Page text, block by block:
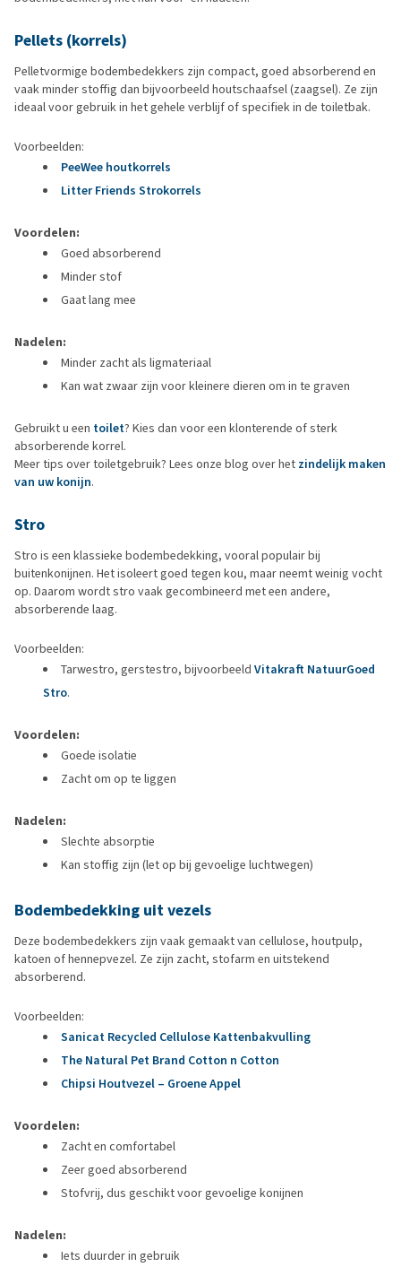
Pellets (korrels)
Pelletvormige bodembedekkers zijn compact, goed absorberend en
vaak minder stoffig dan bijvoorbeeld houtschaafsel (zaagsel). Ze zijn
ideaal voor gebruik in het gehele verblijf of specifiek in de toiletbak.
Voorbeelden:
PeeWee houtkorrels
Litter Friends Strokorrels
Voordelen:
Goed absorberend
Minder stof
Gaat lang mee
Nadelen:
Minder zacht als ligmateriaal
Kan wat zwaar zijn voor kleinere dieren om in te graven
Gebruikt u een toilet? Kies dan voor een klonterende of sterk
absorberende korrel.
Meer tips over toiletgebruik? Lees onze blog over het zindelijk maken
van uw konijn.
Stro
Stro is een klassieke bodembedekking, vooral populair bij
buitenkonijnen. Het isoleert goed tegen kou, maar neemt weinig vocht
op. Daarom wordt stro vaak gecombineerd met een andere,
absorberende laag.
Voorbeelden:
Tarwestro, gerstestro, bijvoorbeeld Vitakraft NatuurGoed
Stro.
Voordelen:
Goede isolatie
Zacht om op te liggen
Nadelen:
Slechte absorptie
Kan stoffig zijn (let op bij gevoelige luchtwegen)
Bodembedekking uit vezels
Deze bodembedekkers zijn vaak gemaakt van cellulose, houtpulp,
katoen of hennepvezel. Ze zijn zacht, stofarm en uitstekend
absorberend.
Voorbeelden:
Sanicat Recycled Cellulose Kattenbakvulling
The Natural Pet Brand Cotton n Cotton
Chipsi Houtvezel – Groene Appel
Voordelen:
Zacht en comfortabel
Zeer goed absorberend
Stofvrij, dus geschikt voor gevoelige konijnen
Nadelen:
Iets duurder in gebruik